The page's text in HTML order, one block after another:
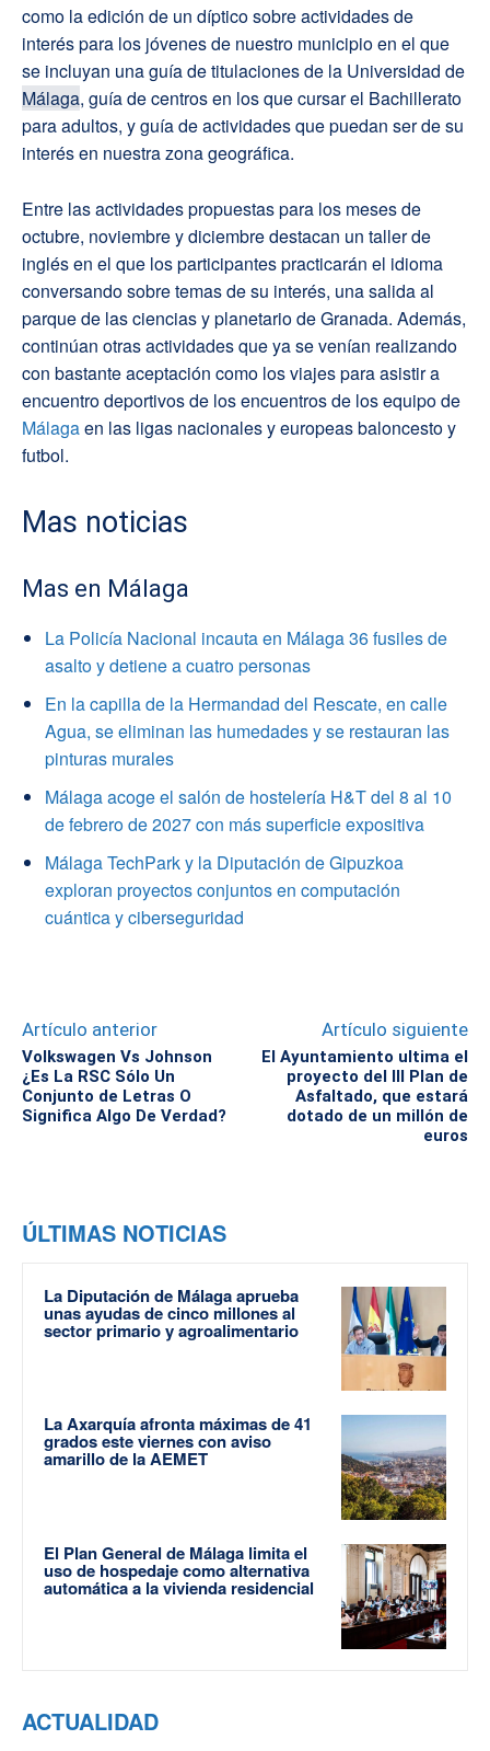
como la edición de un díptico sobre actividades de
interés para los jóvenes de nuestro municipio en el que
se incluyan una guía de titulaciones de la Universidad de
Málaga, guía de centros en los que cursar el Bachillerato
para adultos, y guía de actividades que puedan ser de su
interés en nuestra zona geográfica.
Entre las actividades propuestas para los meses de
octubre, noviembre y diciembre destacan un taller de
inglés en el que los participantes practicarán el idioma
conversando sobre temas de su interés, una salida al
parque de las ciencias y planetario de Granada. Además,
continúan otras actividades que ya se venían realizando
con bastante aceptación como los viajes para asistir a
encuentro deportivos de los encuentros de los equipo de
Málagaen las ligas nacionales y europeas baloncesto y
futbol.
Mas noticias
Mas en Málaga
La Policía Nacional incauta en Málaga 36 fusiles de
asalto y detiene a cuatro personas
En la capilla de la Hermandad del Rescate, en calle
Agua, se eliminan las humedades y se restauran las
pinturas murales
Málaga acoge el salón de hostelería H&T del 8 al 10
de febrero de 2027 con más superficie expositiva
Málaga TechPark y la Diputación de Gipuzkoa
exploran proyectos conjuntos en computación
cuántica y ciberseguridad
Artículo anterior
Volkswagen Vs Johnson
¿Es La RSC Sólo Un
Conjunto de Letras O
Significa Algo De Verdad?
Artículo siguiente
El Ayuntamiento ultima el
proyecto del III Plan de
Asfaltado, que estará
dotado de un millón de
euros
ÚLTIMAS NOTICIAS
La Diputación de Málaga aprueba
unas ayudas de cinco millones al
sector primario y agroalimentario
La Axarquía afronta máximas de 41
grados este viernes con aviso
amarillo de la AEMET
El Plan General de Málaga limita el
uso de hospedaje como alternativa
automática a la vivienda residencial
ACTUALIDAD